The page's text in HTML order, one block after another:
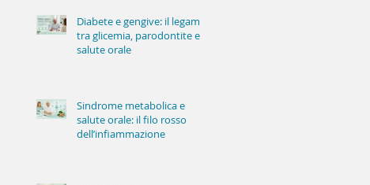
Diabete e gengive: il legame
tra glicemia, parodontite e
salute orale
Sindrome metabolica e
salute orale: il filo rosso
dell’infiammazione